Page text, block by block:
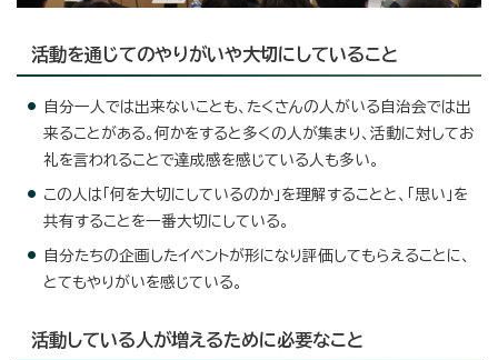
活動を通じてのやりがいや大切にしていること
自分一人では出来ないことも、たくさんの人がいる自治会では出
来ることがある。何かをすると多くの人が集まり、活動に対してお
礼を言われることで達成感を感じている人も多い。
この人は「何を大切にしているのか」を理解することと、「思い」を
共有することを一番大切にしている。
自分たちの企画したイベントが形になり評価してもらえることに、
とてもやりがいを感じている。
活動している人が増えるために必要なこと